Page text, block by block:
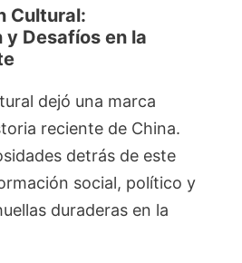
Cultural:
Desafíos en la
dejó una marca
reciente de China.
detrás de este
social, político y
duraderas en la